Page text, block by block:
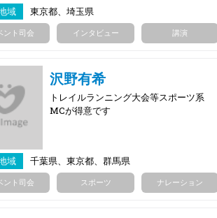
域 東京都、埼玉県
ント司会 インタビュー 講演
沢野有希
トレイルランニング大会等スポーツ系
MCが得意です
域 千葉県、東京都、群馬県
ント司会 スポーツ ナレーション